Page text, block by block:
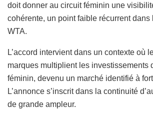
doit donner au circuit féminin une
cohérente, un point faible récurrent dans
WTA.
L’accord intervient dans un contexte où
marques multiplient les investissements
féminin, devenu un marché identifié à
L’annonce s’inscrit dans la continuité
de grande ampleur.